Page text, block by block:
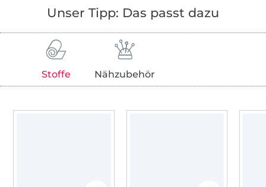
Unser Tipp: Das passt dazu
Stoffe Nähzubehör